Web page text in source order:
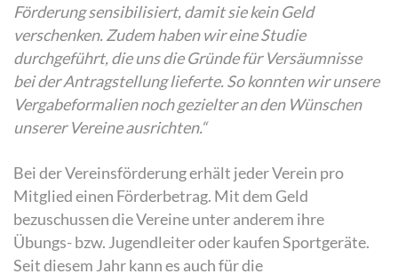
Förderung sensibilisiert, damit sie kein Geld
verschenken. Zudem haben wir eine Studie
durchgeführt, die uns die Gründe für Versäumnisse
bei der Antragstellung lieferte. So konnten wir unsere
Vergabeformalien noch gezielter an den Wünschen
unserer Vereine ausrichten.“
Bei der Vereinsförderung erhält jeder Verein pro
Mitglied einen Förderbetrag. Mit dem Geld
bezuschussen die Vereine unter anderem ihre
Übungs- bzw. Jugendleiter oder kaufen Sportgeräte.
Seit diesem Jahr kann es auch für die